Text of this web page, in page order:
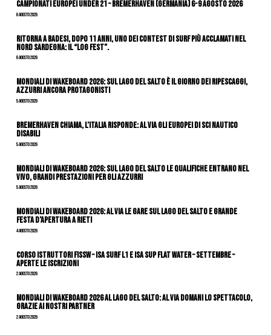
Campionati Europei Under 21 – Bremerhaven (Germania) 6-9 agosto 2026
6 Agosto 2026
Ritorna a Badesi, dopo 11 anni, uno dei contest di surf più acclamati nel
nord Sardegna: il “Log Fest”.
6 Agosto 2026
Mondiali di Wakeboard 2026: sul Lago del Salto è il giorno dei ripescaggi,
azzurri ancora protagonisti
5 Agosto 2026
Bremerhaven chiama, l’Italia risponde: al via gli Europei di Sci Nautico
Disabili
5 Agosto 2026
Mondiali di Wakeboard 2026: sul Lago del Salto le qualifiche entrano nel
vivo, grandi prestazioni per gli azzurri
5 Agosto 2026
Mondiali di Wakeboard 2026: al via le gare sul Lago del Salto e grande
festa d’apertura a Rieti
4 Agosto 2026
CORSO ISTRUTTORI FISSW – ISA SURF L1 e ISA SUP Flat Water – SETTEMBRE –
APERTE LE ISCRIZIONI
2 Agosto 2026
Mondiali di Wakeboard 2026 al Lago del Salto: al via domani lo spettacolo,
grazie ai nostri Partner
2 Agosto 2026